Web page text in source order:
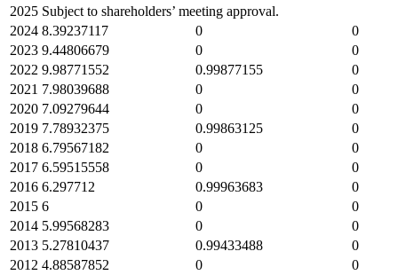
2025 Subject to shareholders’ meeting approval.
2024 8.39237117 0
0
2023 9.44806679 0
0
2022 9.98771552 0.99877155
0
2021 7.98039688 0
0
2020 7.09279644 0
0
2019 7.78932375 0.99863125
0
2018 6.79567182 0
0
2017 6.59515558 0
0
2016 6.297712 0.99963683
0
2015 6 0
0
2014 5.99568283 0
0
2013 5.27810437 0.99433488
0
2012 4.88587852 0
0